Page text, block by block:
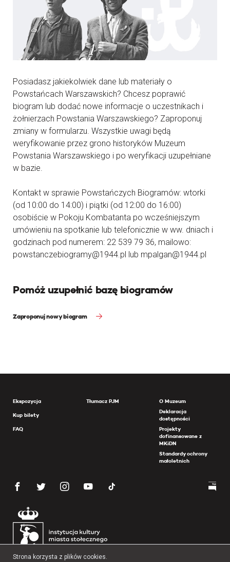
Posiadasz jakiekolwiek dane lub materiały o
Powstańcach Warszawskich? Chcesz poprawić
biogram lub dodać nowe informacje o uczestnikach i
żołnierzach Powstania Warszawskiego? Zaproponuj
zmiany w formularzu. Wszystkie uwagi będą
weryfikowanie przez grono historyków Muzeum
Powstania Warszawskiego i po weryfikacji uzupełniane
w bazie.
Kontakt w sprawie Powstańczych Biogramów: wtorki
(od 10:00 do 14:00) i piątki (od 12:00 do 16:00)
osobiście w Pokoju Kombatanta po wcześniejszym
umówieniu na spotkanie lub telefonicznie w ww. dniach i
godzinach pod numerem: 22 539 79 36, mailowo:
powstanczebiogramy@1944.pl lub mpalgan@1944.pl
Pomóż uzupełnić bazę biogramów
Zaproponuj nowy biogram
Ekspozycja
Kup bilety
FAQ
Tłumacz PJM
O Muzeum
Deklaracja
dostępności
Projekty
dofinansowane z
MKiDN
Standardy ochrony
małoletnich
Strona korzysta z plików cookies.